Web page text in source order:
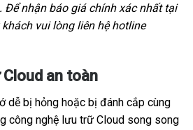
Để nhận báo giá chính xác nhất tại
vui lòng liên hệ hotline
an toàn
dễ bị hỏng hoặc bị đánh cắp cùng
công nghệ lưu trữ Cloud song song